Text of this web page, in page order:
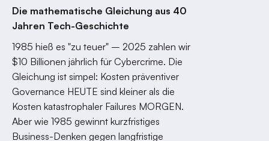
Die mathematische Gleichung aus 40
Jahren Tech-Geschichte
1985 hieß es "zu teuer" – 2025 zahlen wir
$10 Billionen jährlich für Cybercrime. Die
Gleichung ist simpel: Kosten präventiver
Governance HEUTE sind kleiner als die
Kosten katastrophaler Failures MORGEN.
Aber wie 1985 gewinnt kurzfristiges
Business-Denken gegen langfristige